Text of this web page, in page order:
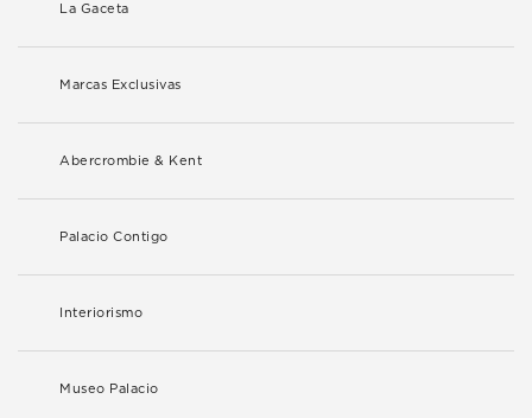
La Gaceta
Marcas Exclusivas
Abercrombie & Kent
Palacio Contigo
Interiorismo
Museo Palacio